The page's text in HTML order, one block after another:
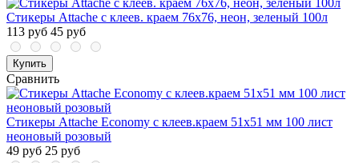
Стикеры Attache с клеев. краем 76х76, неон, зеленый 100л
113 руб 45 руб
Купить
Сравнить
Стикеры Attache Economy с клеев.краем 51x51 мм 100 лист
неоновый розовый
49 руб 25 руб